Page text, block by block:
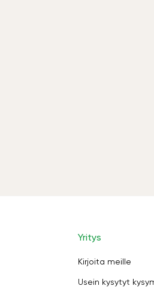
Yritys
Kirjoita meille
Usein kysytyt